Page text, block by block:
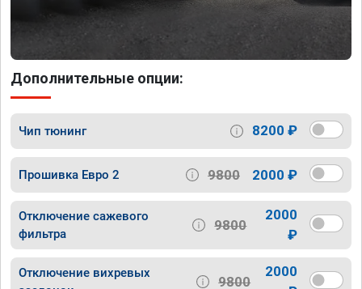
Дополнительные опции:
Чип тюнинг 8200 ₽
Прошивка Евро 2 9800 2000 ₽
Отключение сажевого
фильтра
9800
2000
₽
Отключение вихревых
9800
2000